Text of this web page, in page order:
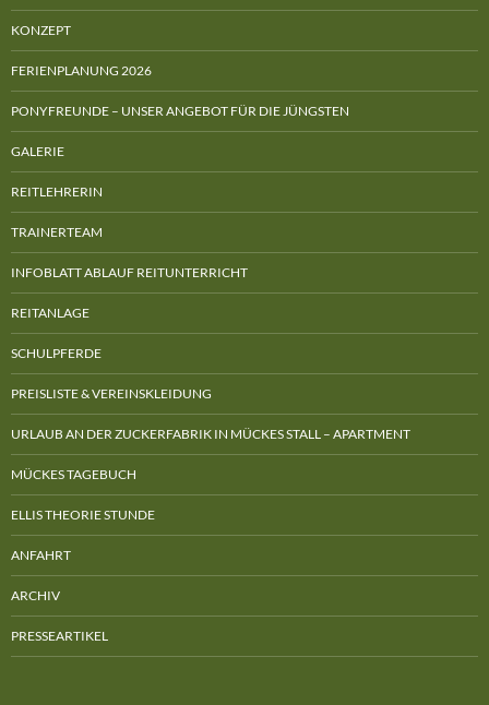
KONZEPT
FERIENPLANUNG 2026
PONYFREUNDE – UNSER ANGEBOT FÜR DIE JÜNGSTEN
GALERIE
REITLEHRERIN
TRAINERTEAM
INFOBLATT ABLAUF REITUNTERRICHT
REITANLAGE
SCHULPFERDE
PREISLISTE & VEREINSKLEIDUNG
URLAUB AN DER ZUCKERFABRIK IN MÜCKES STALL – APARTMENT
MÜCKES TAGEBUCH
ELLIS THEORIE STUNDE
ANFAHRT
ARCHIV
PRESSEARTIKEL